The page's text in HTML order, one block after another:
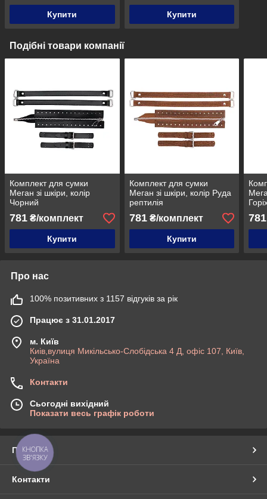
Купити Купити
Подібні товари компанії
Комплект для сумки
Меган зі шкіри, колір
Чорний
781 ₴/комплект
Купити
Комплект для сумки
Меган зі шкіри, колір Руда
рептилія
781₴/комплект
Купити
781
Про нас
100% позитивних з 1157 відгуків за рік
Працює з 31.01.2017
м. Київ
Киів,вулиця Микільсько-Слобідська 4 Д, офіс 107, Київ,
Україна
Контакти
Сьогодні вихідний
Показати весь графік роботи
Про нас
Контакти
КНОПКА
ЗВ'ЯЗКУ